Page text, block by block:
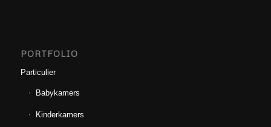
PORTFOLIO
Particulier
Babykamers
Kinderkamers